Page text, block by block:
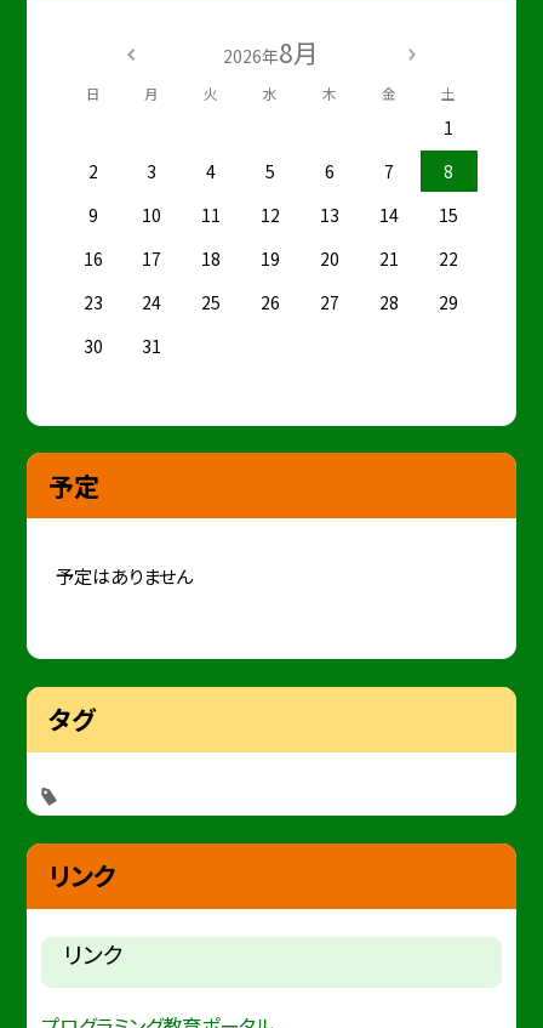
2026年8月
日 月 火 水 木 金 土
1
2
3 4 5 6 7
8
9
10 11 12 13 14
15
16
17 18 19 20 21
22
23
24 25 26 27 28
29
30
31
予定
予定はありません
タグ
リンク
リンク